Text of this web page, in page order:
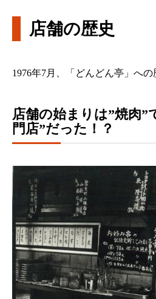
店舗の歴史
1976年7月、「どんどん亭」への
店舗の始まりは”焼肉
門店”だった！？